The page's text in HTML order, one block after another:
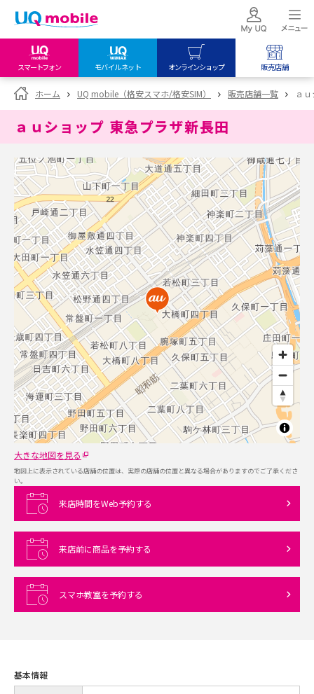
スマートフォン モバイルネット オンラインショップ 販売店舗
my UQ WiMAX
UQ WiMAX ご契約の方
My UQ mobile
UQ mobile
データチャージサイト
UQ mobile
オンラインショップ
UQ WiMAX
UQ mobile
販売店舗
UQ WiMAX
ホーム UQ mobile（格安スマホ/格安SIM） 販売店舗一覧 ａ
ａｕショップ 東急プラザ新長田
大きな地図を見る
地図上に表示されている店舗の位置は、実際の店舗の位置と異なる場合がありますのでご了承くださ
い。
来店時間をWeb予約する
来店前に商品を予約する
スマホ教室を予約する
基本情報